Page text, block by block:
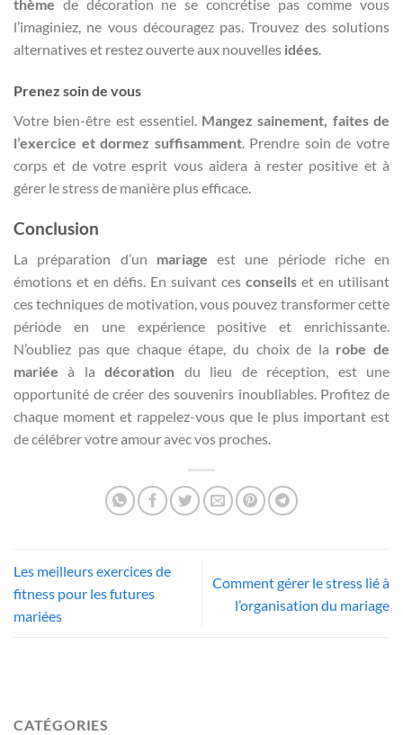
thème de décoration ne se concrétise pas comme vous
l’imaginiez, ne vous découragez pas. Trouvez des solutions
alternatives et restez ouverte aux nouvelles idées.
Prenez soin de vous
Votre bien-être est essentiel. Mangez sainement, faites de
l’exercice et dormez suffisamment. Prendre soin de votre
corps et de votre esprit vous aidera à rester positive et à
gérer le stress de manière plus efficace.
Conclusion
La préparation d’un mariage est une période riche en
émotions et en défis. En suivant ces conseils et en utilisant
ces techniques de motivation, vous pouvez transformer cette
période en une expérience positive et enrichissante.
N’oubliez pas que chaque étape, du choix de la robe de
mariée à ladécoration du lieu de réception, est une
opportunité de créer des souvenirs inoubliables. Profitez de
chaque moment et rappelez-vous que le plus important est
de célébrer votre amour avec vos proches.
Les meilleurs exercices de
fitness pour les futures
mariées
Comment gérer le stress lié à
l’organisation du mariage
CATÉGORIES